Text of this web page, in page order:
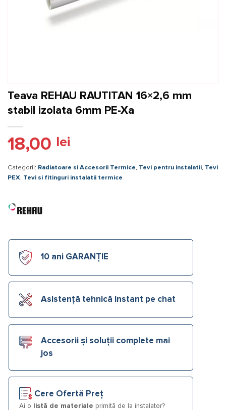
Teava REHAU RAUTITAN 16×2,6 mm
stabil izolata 6mm PE-Xa
18,00 lei
Categorii: Radiatoare si Accesorii Termice, Tevi pentru instalatii, Tevi
PEX, Tevi si fitinguri instalatii termice
10 ani GARANȚIE
Asistență tehnică instant pe chat
Accesorii și soluții complete mai
jos
Cere Ofertă Preț
Ai o listă de materiale primită de la instalator?